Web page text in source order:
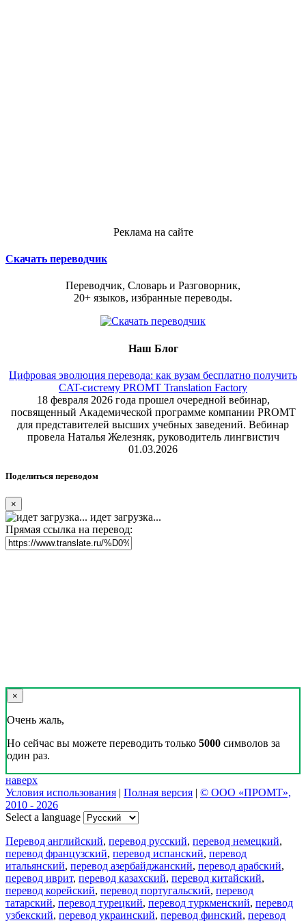
Реклама на сайте
Скачать переводчик
Переводчик, Словарь и Разговорник,
20+ языков, избранные переводы.
Наш Блог
Цифровая эволюция перевода: как вузам бесплатно получить
CAT-систему PROMT Translation Factory
18 февраля 2026 года прошел очередной вебинар,
посвященный Академической программе компании PROMT
для представителей высших учебных заведений. Вебинар
провела Наталья Железняк, руководитель лингвистич
01.03.2026
Поделиться переводом
×
идет загрузка...
Прямая ссылка на перевод:
×
Очень жаль,
Но сейчас вы можете переводить только 5000 символов за
один раз.
наверх
Условия использования | Полная версия | © ООО «ПРОМТ»,
2010 - 2026
Select a language
Перевод английский, перевод русский, перевод немецкий,
перевод французский, перевод испанский, перевод
итальянский, перевод азербайджанский, перевод арабский,
перевод иврит, перевод казахский, перевод китайский,
перевод корейский, перевод португальский, перевод
татарский, перевод турецкий, перевод туркменский, перевод
узбекский, перевод украинский, перевод финский, перевод